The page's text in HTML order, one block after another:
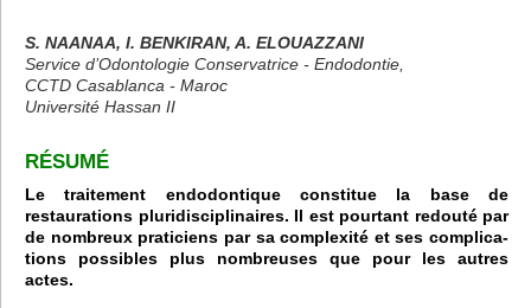
S. NAANAA, I. BENKIRAN, A. ELOUAZZANI
Service d’Odontologie Conservatrice - Endodontie,
CCTD Casablanca - Maroc
Université Hassan II
RÉSUMÉ
Le traitement endodontique constitue la base de
restaurations pluridisciplinaires. Il est pourtant redouté par
de nombreux praticiens par sa complexité et ses complica-
tions possibles plus nombreuses que pour les autres
actes.